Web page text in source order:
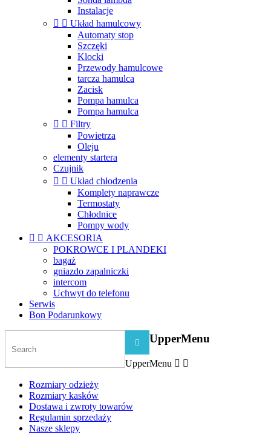
Instalacje
  Układ hamulcowy
Automaty stop
Szczęki
Klocki
Przewody hamulcowe
tarcza hamulca
Zacisk
Pompa hamulca
Pompa hamulca
  Filtry
Powietrza
Oleju
elementy startera
Czujnik
  Układ chłodzenia
Komplety naprawcze
Termostaty
Chłodnice
Pompy wody
  AKCESORIA
POKROWCE I PLANDEKI
bagaż
gniazdo zapalniczki
intercom
Uchwyt do telefonu
Serwis
Bon Podarunkowy
 UpperMenu
UpperMenu  
Rozmiary odzieży
Rozmiary kasków
Dostawa i zwroty towarów
Regulamin sprzedaży
Nasze sklepy